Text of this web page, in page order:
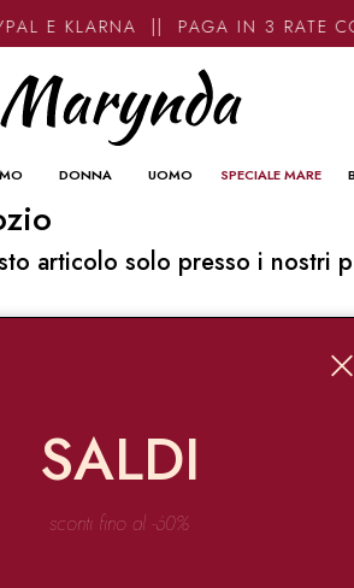
E KLARNA || PAGA IN 3 RATE
DONNA UOMO SPECIALE MARE
articolo solo presso i nostri
SALDI
sconti fino al -60%